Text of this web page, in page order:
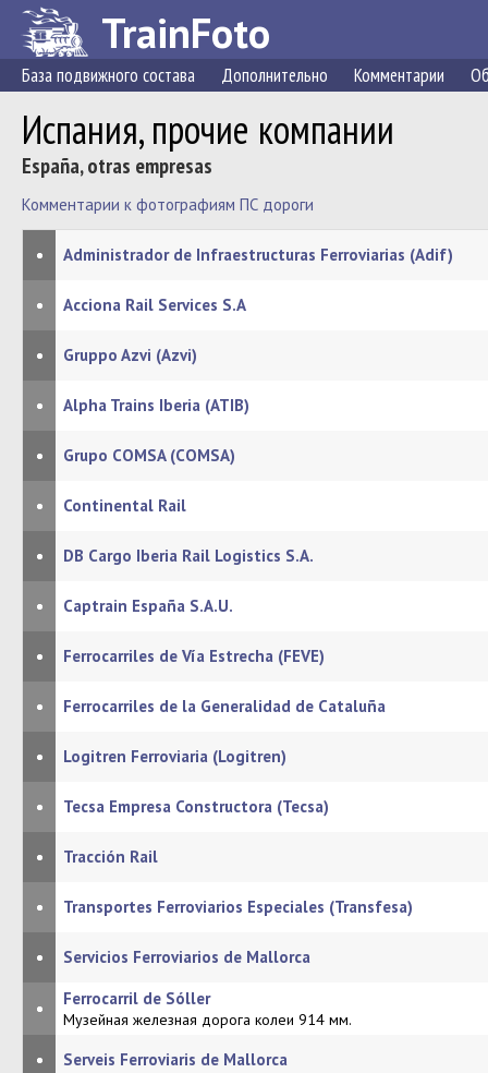
TrainFoto
База подвижного состава Дополнительно Комментарии
Испания, прочие компании
España, otras empresas
Комментарии к фотографиям ПС дороги
• Administrador de Infraestructuras Ferroviarias (Adif)
• Acciona Rail Services S.A
• Gruppo Azvi (Azvi)
• Alpha Trains Iberia (ATIB)
• Grupo COMSA (COMSA)
• Continental Rail
• DB Cargo Iberia Rail Logistics S.A.
• Captrain España S.A.U.
• Ferrocarriles de Vía Estrecha (FEVE)
• Ferrocarriles de la Generalidad de Cataluña
• Logitren Ferroviaria (Logitren)
• Tecsa Empresa Constructora (Tecsa)
• Tracción Rail
• Transportes Ferroviarios Especiales (Transfesa)
• Servicios Ferroviarios de Mallorca
• Ferrocarril de Sóller
Музейная железная дорога колеи 914 мм.
• Serveis Ferroviaris de Mallorca